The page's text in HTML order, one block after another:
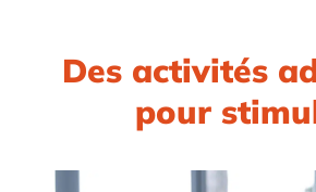
Des activités
pour